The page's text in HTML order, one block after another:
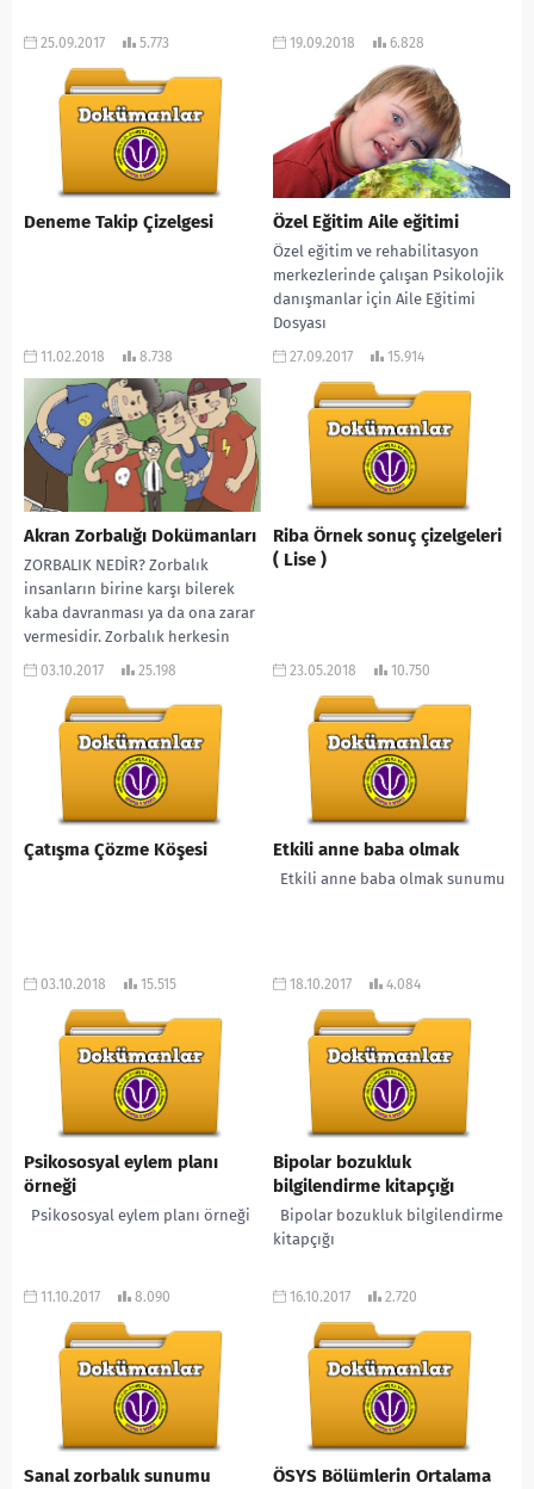
25.09.2017 5.773 19.09.2018 6.828
Deneme Takip Çizelgesi
11.02.2018 8.738
Özel Eğitim Aile eğitimi
Özel eğitim ve rehabilitasyon
merkezlerinde çalışan Psikolojik
danışmanlar için Aile Eğitimi
Dosyası
27.09.2017 15.914
Akran Zorbalığı Dokümanları
ZORBALIK NEDİR? Zorbalık
insanların birine karşı bilerek
kaba davranması ya da ona zarar
vermesidir. Zorbalık herkesin
başına her yaşta gelebilir,...
03.10.2017 25.198
Riba Örnek sonuç çizelgeleri
( Lise )
23.05.2018 10.750
Çatışma Çözme Köşesi
03.10.2018 15.515
Etkili anne baba olmak
Etkili anne baba olmak sunumu
18.10.2017 4.084
Psikososyal eylem planı
örneği
Psikososyal eylem planı örneği
11.10.2017 8.090
Bipolar bozukluk
bilgilendirme kitapçığı
Bipolar bozukluk bilgilendirme
kitapçığı
16.10.2017 2.720
Sanal zorbalık sunumu ÖSYS Bölümlerin Ortalama